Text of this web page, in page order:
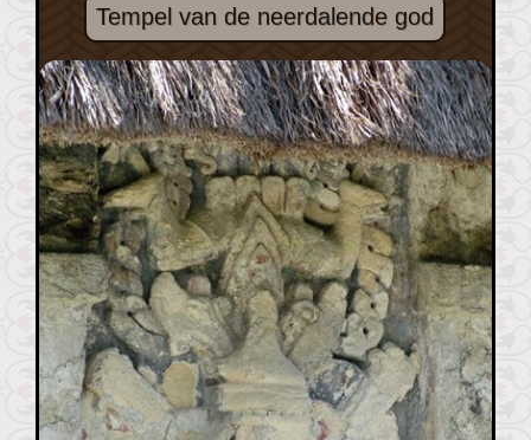
Tempel van de neerdalende god